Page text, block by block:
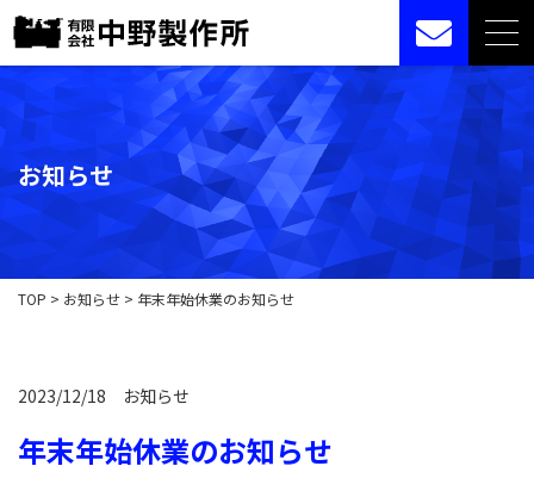
お知らせ
TOP > お知らせ > 年末年始休業のお知らせ
2023/12/18 お知らせ
年末年始休業のお知らせ